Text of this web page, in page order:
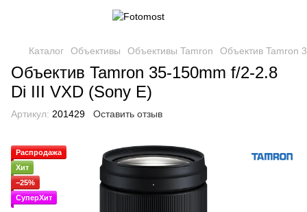
Каталог Объективы Объективы Tamron Объектив Tamron
Объектив Tamron 35-150mm f/2-2.8
Di III VXD (Sony E)
Артикул: 201429 Оставить отзыв
Распродажа
Хит
−25%
СуперХит